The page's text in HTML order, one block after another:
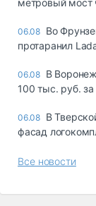
метровый мост
06.08 Во
протаранил
06.08 В
100 тыс. руб.
06.08 В
фасад
Все новости